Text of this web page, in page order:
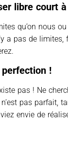
libre court
qu’on nous
a pas de
perfection !
pas ! Ne
pas parfait,
envie de